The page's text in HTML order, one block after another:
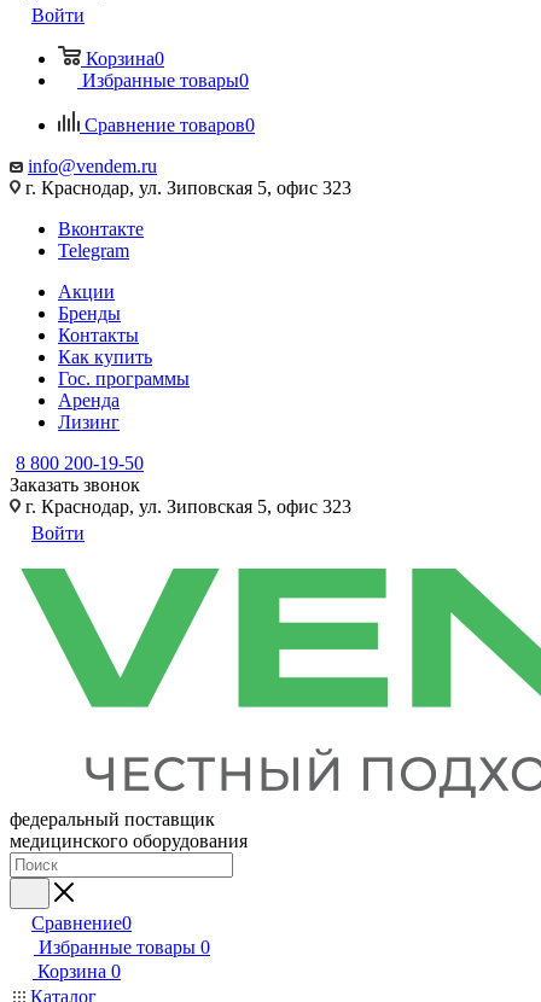
Войти
Корзина0
Избранные товары0
Сравнение товаров0
info@vendem.ru
г. Краснодар, ул. Зиповская 5, офис 323
Вконтакте
Telegram
Акции
Бренды
Контакты
Как купить
Гос. программы
Аренда
Лизинг
8 800 200-19-50
Заказать звонок
г. Краснодар, ул. Зиповская 5, офис 323
Войти
федеральный поставщик
медицинского оборудования
Сравнение0
Избранные товары 0
Корзина 0
Каталог